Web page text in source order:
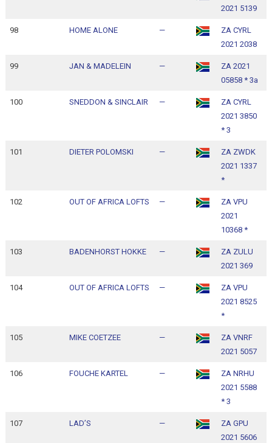
2021 5139
98 HOME ALONE —
ZA CYRL
2021 2038
99 JAN & MADELEIN —
ZA 2021
05858 * 3a
100 SNEDDON & SINCLAIR —
ZA CYRL
2021 3850
* 3
101 DIETER POLOMSKI —
ZA ZWDK
2021 1337
*
102 OUT OF AFRICA LOFTS —
ZA VPU
2021
10368 *
103 BADENHORST HOKKE —
ZA ZULU
2021 369
104 OUT OF AFRICA LOFTS —
ZA VPU
2021 8525
*
105 MIKE COETZEE —
ZA VNRF
2021 5057
106 FOUCHE KARTEL —
ZA NRHU
2021 5588
* 3
107 LAD’S —
ZA GPU
2021 5606